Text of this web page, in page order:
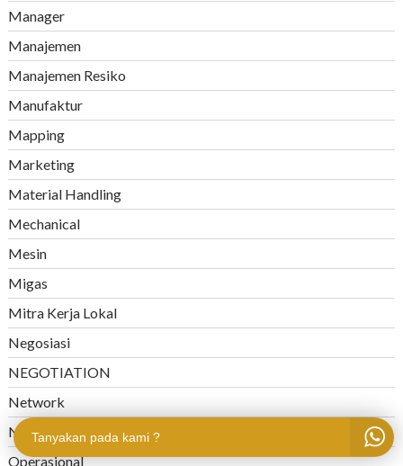
Manager
Manajemen
Manajemen Resiko
Manufaktur
Mapping
Marketing
Material Handling
Mechanical
Mesin
Migas
Mitra Kerja Lokal
Negosiasi
NEGOTIATION
Network
Nirlaba
Operasional
Tanyakan pada kami ?